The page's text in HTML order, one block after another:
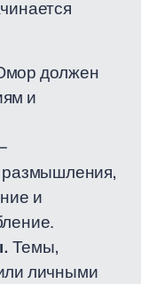
должен
и
размышления,
и
Темы,
личными